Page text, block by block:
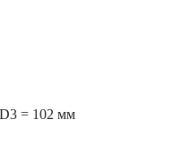
= 102 мм